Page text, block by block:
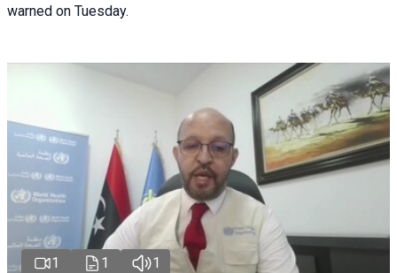
warned on Tuesday.
1 1 1